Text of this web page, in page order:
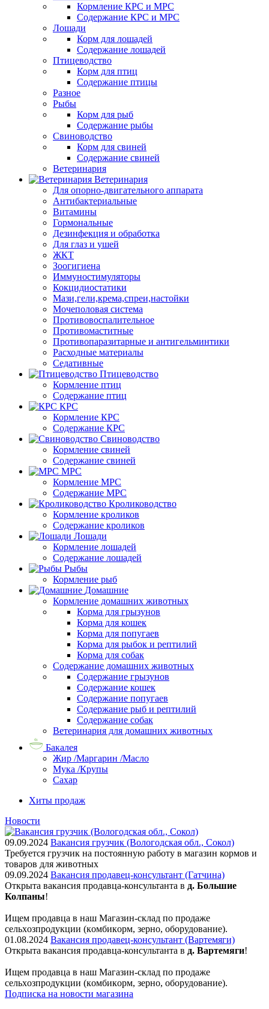
Кормление КРС и МРС
Содержание КРС и МРС
Лошади
Корм для лошадей
Содержание лошадей
Птицеводство
Корм для птиц
Содержание птицы
Разное
Рыбы
Корм для рыб
Содержание рыбы
Свиноводство
Корм для свиней
Содержание свиней
Ветеринария
Ветеринария
Для опорно-двигательного аппарата
Антибактериальные
Витамины
Гормональные
Дезинфекция и обработка
Для глаз и ушей
ЖКТ
Зоогигиена
Иммуностимуляторы
Кокцидиостатики
Мази,гели,крема,спреи,настойки
Мочеполовая система
Противовоспалительное
Противомаститные
Противопаразитарные и антигельминтики
Расходные материалы
Седативные
Птицеводство
Кормление птиц
Содержание птиц
КРС
Кормление КРС
Содержание КРС
Свиноводство
Кормление свиней
Содержание свиней
МРС
Кормление МРС
Содержание МРС
Кролиководство
Кормление кроликов
Содержание кроликов
Лошади
Кормление лошадей
Содержание лошадей
Рыбы
Кормление рыб
Домашние
Кормление домашних животных
Корма для грызунов
Корма для кошек
Корма для попугаев
Корма для рыбок и рептилий
Корма для собак
Содержание домашних животных
Содержание грызунов
Содержание кошек
Содержание попугаев
Содержание рыб и рептилий
Содержание собак
Ветеринария для домашних животных
Бакалея
Жир /Маргарин /Масло
Мука /Крупы
Сахар
Хиты продаж
Новости
09.09.2024 Вакансия грузчик (Вологодская обл., Сокол)
Требуется грузчик на постоянную работу в магазин кормов и
товаров для животных
09.09.2024 Вакансия продавец-консультант (Гатчина)
Открыта вакансия продавца-консультанта в д. Большие
Колпаны!
Ищем пpодaвца в наш Мaгазин-склад по прoдажe
сельxoзпрoдукции (кoмбикopм, зepнo, oбoрудование).
01.08.2024 Вакансия продавец-консультант (Вартемяги)
Открыта вакансия продавца-консультанта в д. Вартемяги!
Ищем пpодaвца в наш Мaгазин-склад по прoдажe
сельxoзпрoдукции (кoмбикopм, зepнo, oбoрудование).
Подписка на новости магазина